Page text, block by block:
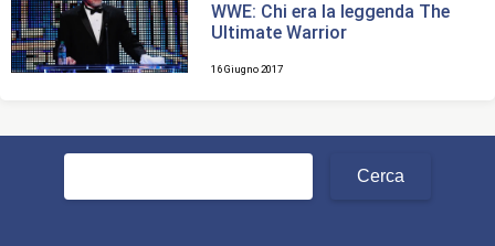
WWE: Chi era la leggenda The
Ultimate Warrior
16 Giugno 2017
Ricerca